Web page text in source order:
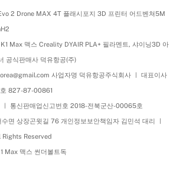
2 Drone MAX 4T 플래시포지 3D 프린터 어드벤쳐5M
Max 맥스 Creality DYAIR PLA+ 필라멘트, 샤이닝3D 아
공식판매사 덕유항공(주)
사업자명 덕유항공주식회사 ㅣ 대표이사
827-87-00861
ㅣ 통신판매업신고번호 2018-전북군산-00065호
면 상장곤윗길 76 개인정보보안책임자 김민석 대리 ㅣ
Rights Reserved
Max 맥스 썬더볼트독